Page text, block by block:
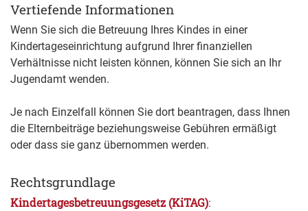
Vertiefende Informationen
Wenn Sie sich die Betreuung Ihres Kindes in einer
Kindertageseinrichtung aufgrund Ihrer finanziellen
Verhältnisse nicht leisten können, können Sie sich an Ihr
Jugendamt wenden.
Je nach Einzelfall können Sie dort beantragen, dass Ihnen
die Elternbeiträge beziehungsweise Gebühren ermäßigt
oder dass sie ganz übernommen werden.
Rechtsgrundlage
Kindertagesbetreuungsgesetz (KiTAG):